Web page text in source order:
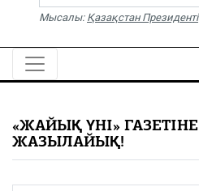
Спорт
Жалын
PDF
«Жайық үні» — 33 жыл
Каталог
Мысалы: Қазақстан Президенті
«ЖАЙЫҚ ҮНІ» ГАЗЕТІНЕ
ЖАЗЫЛАЙЫҚ!